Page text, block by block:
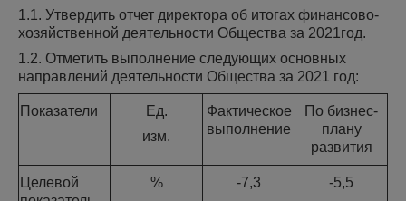
1.1. Утвердить отчет директора об итогах финансово-
хозяйственной деятельности Общества за 2021год.
1.2. Отметить выполнение следующих основных
направлений деятельности Общества за 2021 год:
Показатели
Ед.
изм.
Фактическое
выполнение
По бизнес-
плану
развития
Целевой
% -7,3 -5,5